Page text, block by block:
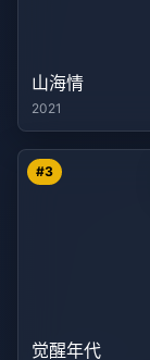
山海情
2021
#3
觉醒年代